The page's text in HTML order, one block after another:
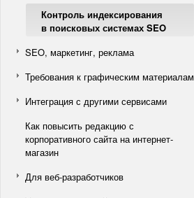
Контроль индексирования
в поисковых системах SEO
SEO, маркетинг, реклама
Требования к графическим материалам
Интеграция с другими сервисами
Как повысить редакцию с
корпоративного сайта на интернет-
магазин
Для веб-разработчиков